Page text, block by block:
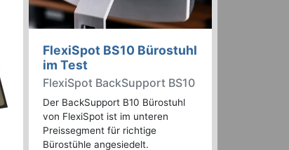
FlexiSpot BS10 Bürostuhl
im Test
FlexiSpot BackSupport BS10
Der BackSupport B10 Bürostuhl
von FlexiSpot ist im unteren
Preissegment für richtige
Bürostühle angesiedelt.